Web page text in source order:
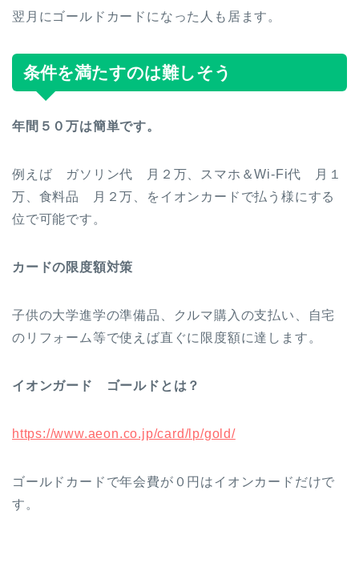
翌月にゴールドカードになった人も居ます。
条件を満たすのは難しそう
年間５０万は簡単です。
例えば ガソリン代 月２万、スマホ＆Wi-Fi代 月１
万、食料品 月２万、をイオンカードで払う様にする
位で可能です。
カードの限度額対策
子供の大学進学の準備品、クルマ購入の支払い、自宅
のリフォーム等で使えば直ぐに限度額に達します。
イオンガード ゴールドとは？
https://www.aeon.co.jp/card/lp/gold/
ゴールドカードで年会費が０円はイオンカードだけで
す。